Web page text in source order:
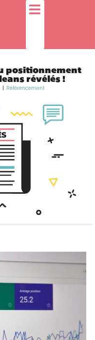
positionnement
révélés !
Référencement